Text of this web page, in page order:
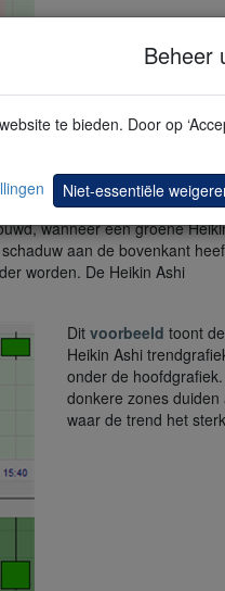
van de grafiek wordt door de
wanneer een groene
aan de bovenkant
worden. De Heikin Ashi
Dit voorbeeld toont de
Heikin Ashi
onder de
donkere zones duiden
waar de trend het
Beheer
te bieden. Door op
Niet-essentiële